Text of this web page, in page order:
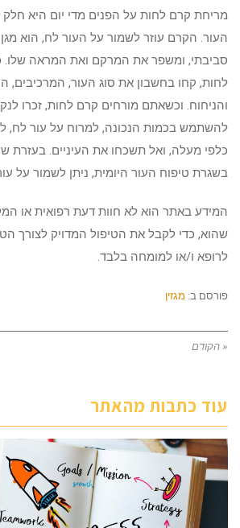
מריחת קרם לחות על הפנים מדי יום היא חלק
העור. הקרם עוזר לשמור על העור לח, הוא מגן
סביבתי, ומשפר את המרקם ואת המראה שלו.
לחות, קחו בחשבון את סוג העור, המרכיבים,
והניחוח. וכשאתם מורחים קרם לחות, זכרו
להשתמש בכמות הנכונה, למרוח על עור לח,
כלפי מעלה, ואל תשכחו את העיניים. בעזרת
בשגרת טיפוח העור היומית, ניתן לשמור על עור
המידע באתר הוא לא חוות דעת רפואית או
שהוא, כדי לקבל את הטיפול המדויק לצורך
לרופא ו/או למומחה בלבד.
פורסם ב: מגזין
« הקודם
עוד כתבות מהאתר